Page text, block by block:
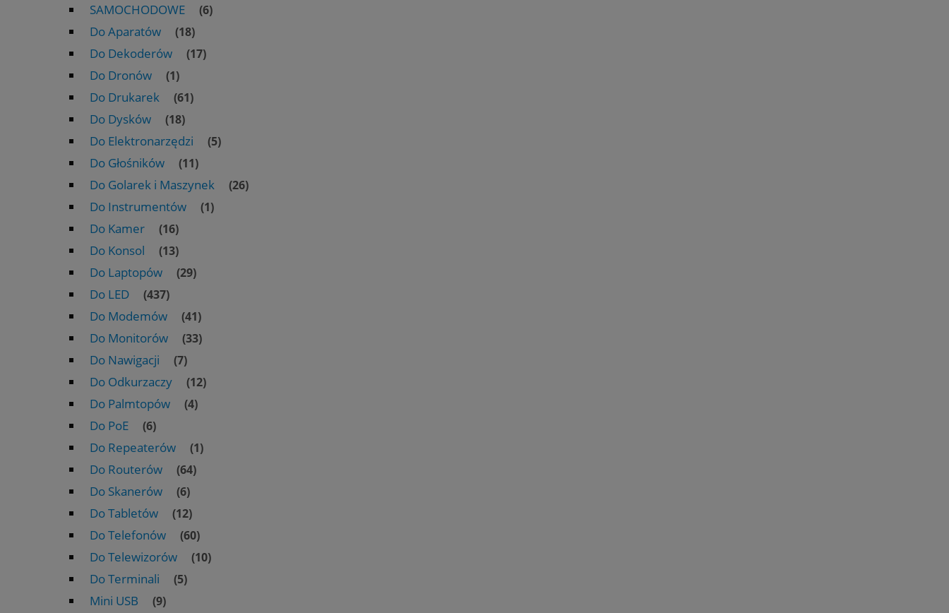
SAMOCHODOWE (6)
Do Aparatów (18)
Do Dekoderów (17)
Do Dronów (1)
Do Drukarek (61)
Do Dysków (18)
Do Elektronarzędzi (5)
Do Głośników (11)
Do Golarek i Maszynek (26)
Do Instrumentów (1)
Do Kamer (16)
Do Konsol (13)
Do Laptopów (29)
Do LED (437)
Do Modemów (41)
Do Monitorów (33)
Do Nawigacji (7)
Do Odkurzaczy (12)
Do Palmtopów (4)
Do PoE (6)
Do Repeaterów (1)
Do Routerów (64)
Do Skanerów (6)
Do Tabletów (12)
Do Telefonów (60)
Do Telewizorów (10)
Do Terminali (5)
Mini USB (9)